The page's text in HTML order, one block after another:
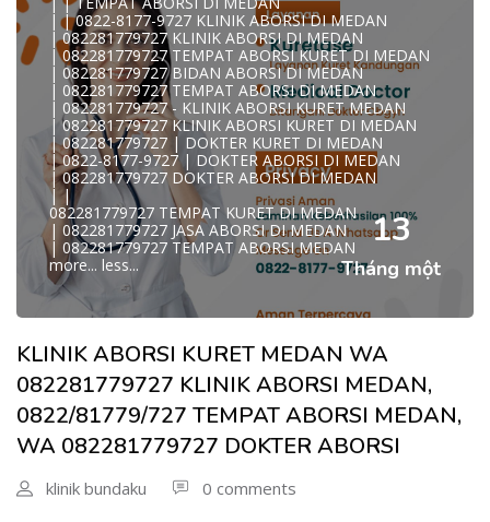
| | 0822-8177-9727 KLINIK ABORSI DI MEDAN
| 082281779727 KLINIK ABORSI DI MEDAN
| 082281779727 TEMPAT ABORSI KURET DI MEDAN
| 082281779727 BIDAN ABORSI DI MEDAN
| 082281779727 TEMPAT ABORSI DI MEDAN
| 082281779727 - KLINIK ABORSI KURET MEDAN
| 082281779727 KLINIK ABORSI KURET DI MEDAN
| 082281779727 | DOKTER KURET DI MEDAN
| 0822-8177-9727 | DOKTER ABORSI DI MEDAN
| 082281779727 DOKTER ABORSI DI MEDAN
| |
082281779727 TEMPAT KURET DI MEDAN
| 082281779727 JASA ABORSI DI MEDAN
| 082281779727 TEMPAT ABORSI MEDAN
more... less...
13
Tháng một
KLINIK ABORSI KURET MEDAN WA
082281779727 KLINIK ABORSI MEDAN,
0822/81779/727 TEMPAT ABORSI MEDAN,
WA 082281779727 DOKTER ABORSI
klinik bundaku 0 comments
WA 0822*81779*727 TEMPAT ABORSI MEDAN
WA 082281779727 DOKTER KURET DI MEDAN
WA 082281779727 TEMPAT KURET DI MEDAN
WA 082281779727 JASA ABORSI DI MEDAN
| WA 082-281-779-727 KURET AMAN WA 082281779727
TE
| WA 082-281-779-727 LOKASI ABORSI DI MEDAN
082-281-779-727 ABORSI AMAN DI MEDAN
| WA 082281779727 BIDAN MELAYANI KURET WA
08228177
WA 082281779727 BIDAN PRAKTEK MEDAN
| KLINIK ABORSI MEDAN
WA 082281779727 TEMPAT ABORSI DI MEDAN
| 082281779727 KLINIK ABORSI MEDAN
| WA 0822-8177-9727 DOKTER ABORSI DI MEDAN
| WA 082*2817797*27 BIDAN ABORSI DI MEDAN
| WA 0822*81779*727 KLINIK KURET DI MEDAN
WA 082281779727 KURET AMAN | WA 082281779727
KLINI
| WA 082/281779/727 KLINIK ABORSI KURET DI MEDAN
| WA 082281779727 DOKTER KURET DI MEDAN
WA 082281779727 DOKTER ABORSI DI MEDAN
| WA 08228*1779*727 TEMPAT KURET DI MEDAN
| WA )082281779727) JASA ABORSI DI MEDAN
| WA 0822#8177#9727 TEMPAT ABORSI MEDAN
| ABORSI AMAN DI MEDAN
| WA 082281779727 TEMPAT KURET MEDAN